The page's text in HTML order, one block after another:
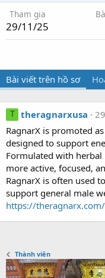
Tham gia
29/11/25
Bài viết trên hồ sơ
T theragnarxusa
RagnarX is promoted
designed to support
Formulated with
more active, focused,
RagnarX is often used
support general male
https://theragnarx.com/
Thành viên